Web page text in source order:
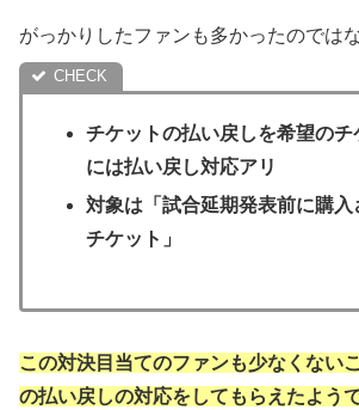
がっかりしたファンも多かったのでは
チケットの払い戻しを希望のチ
には払い戻し対応アリ
対象は「試合延期発表前に購入
チケット」
この対決目当てのファンも少なくない
の払い戻しの対応をしてもらえたようで